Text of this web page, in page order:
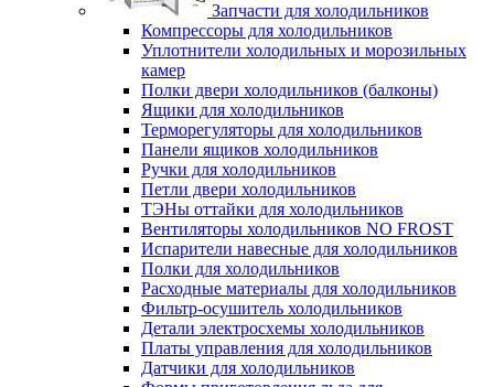
Запчасти для холодильников
Компрессоры для холодильников
Уплотнители холодильных и морозильных
камер
Полки двери холодильников (балконы)
Ящики для холодильников
Терморегуляторы для холодильников
Панели ящиков холодильников
Ручки для холодильников
Петли двери холодильников
ТЭНы оттайки для холодильников
Вентиляторы холодильников NO FROST
Испарители навесные для холодильников
Полки для холодильников
Расходные материалы для холодильников
Фильтр-осушитель холодильников
Детали электросхемы холодильников
Платы управления для холодильников
Датчики для холодильников